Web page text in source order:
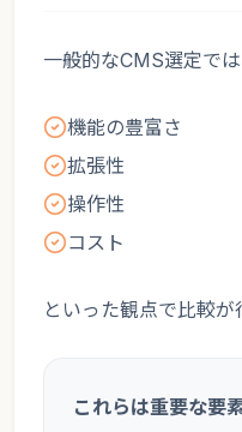
一般的なCMS選定では
機能の豊富さ
拡張性
操作性
コスト
といった観点で比較が
これらは重要な要